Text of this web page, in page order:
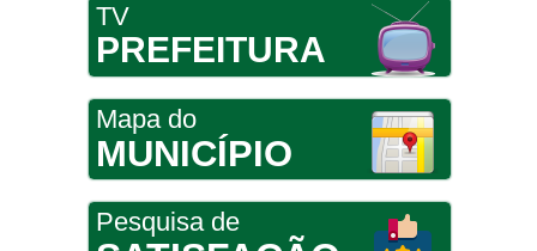
TV
PREFEITURA
Mapa do
MUNICÍPIO
Pesquisa de